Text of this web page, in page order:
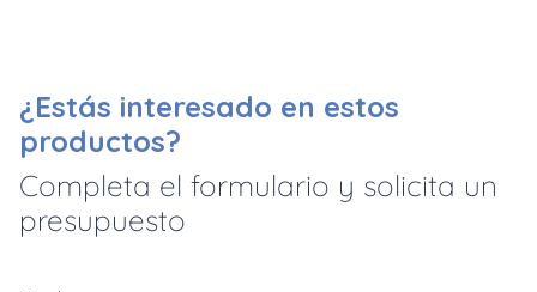
¿Estás interesado en estos
productos?
Completa el formulario y solicita un
presupuesto